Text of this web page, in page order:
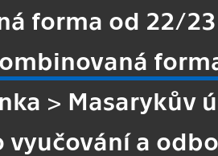
forma od 22/23
> Masarykův
vyučování a